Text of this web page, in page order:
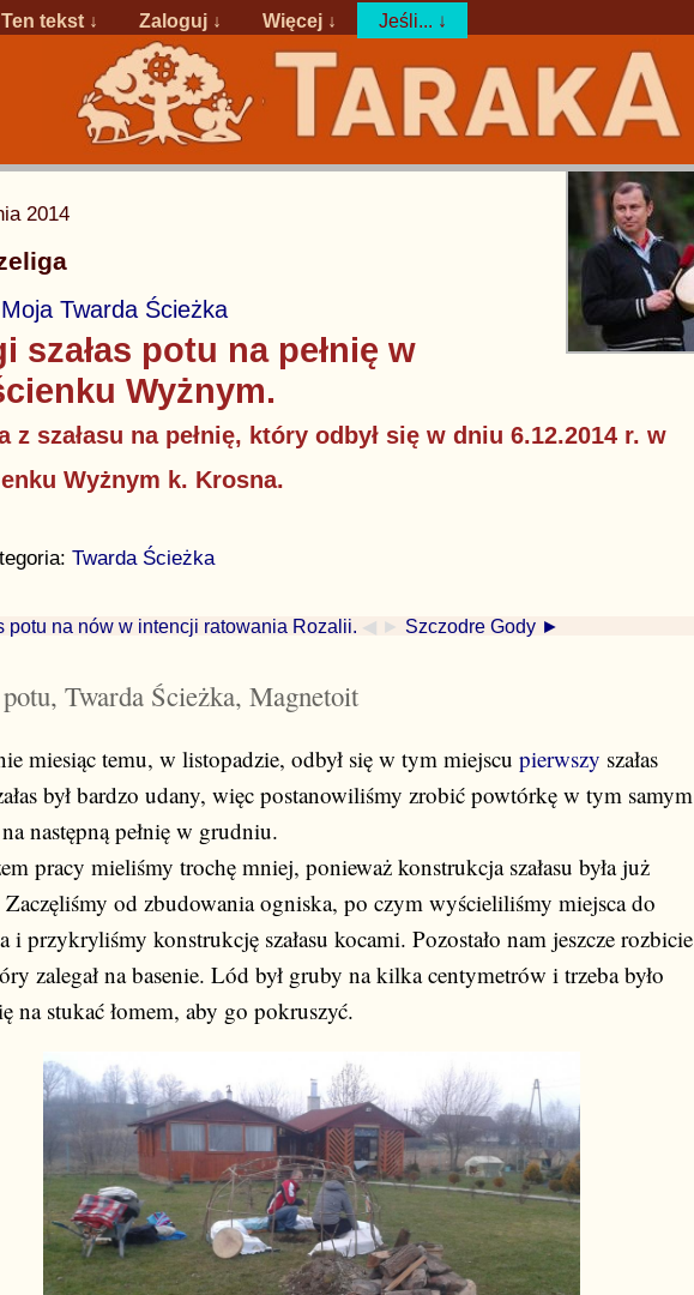
Ten tekst ↓ Zaloguj ↓ Więcej ↓ Jeśli... ↓
2014
Moja Twarda Ścieżka
szałas potu na pełnię w
Wyżnym.
z szałasu na pełnię, który odbył się w dniu 6.12.2014 r. w
Wyżnym k. Krosna.
Twarda Ścieżka
potu na nów w intencji ratowania Rozalii. ◀ ► Szczodre Gody ►
potu, Twarda Ścieżka, Magnetoit
miesiąc temu, w listopadzie, odbył się w tym miejscu pierwszy szałas
był bardzo udany, więc postanowiliśmy zrobić powtórkę w tym samym
następną pełnię w grudniu.
pracy mieliśmy trochę mniej, ponieważ konstrukcja szałasu była już
Zaczęliśmy od zbudowania ogniska, po czym wyścieliliśmy miejsca do
i przykryliśmy konstrukcję szałasu kocami. Pozostało nam jeszcze rozbicie
zalegał na basenie. Lód był gruby na kilka centymetrów i trzeba było
na stukać łomem, aby go pokruszyć.